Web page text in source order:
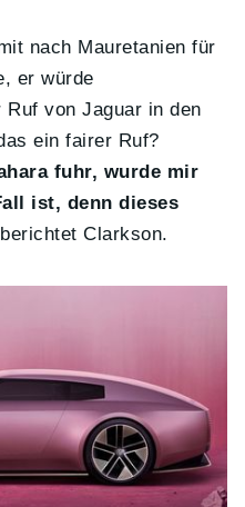
nach Mauretanien für
er würde
von Jaguar in den
ein fairer Ruf?
fuhr, wurde mir
ist, denn dieses
Clarkson.